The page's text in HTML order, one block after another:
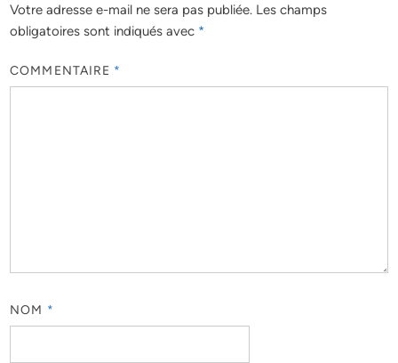
Votre adresse e-mail ne sera pas publiée. Les champs
obligatoires sont indiqués avec *
COMMENTAIRE *
NOM *